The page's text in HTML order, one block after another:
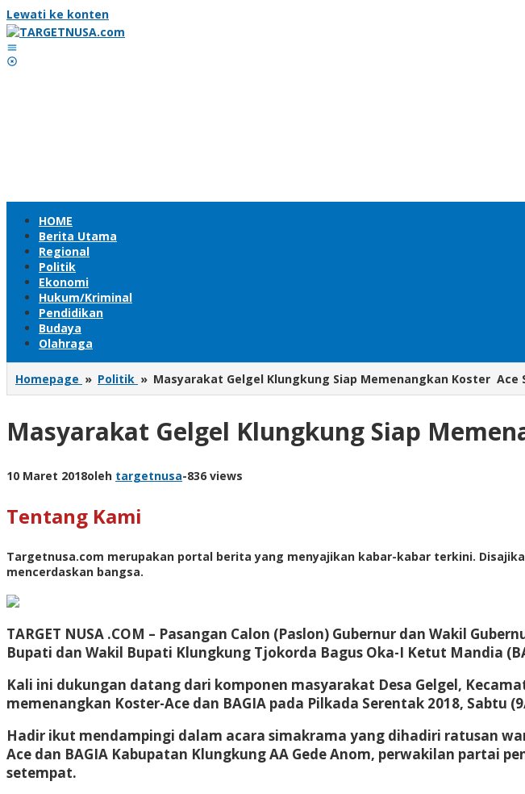
Lewati ke konten
HOME
Berita Utama
Regional
Politik
Ekonomi
Hukum/Kriminal
Pendidikan
Budaya
Olahraga
Homepage » Politik » Masyarakat Gelgel Klungkung Siap Memenangkan Koster Ace
Masyarakat Gelgel Klungkung Siap
10 Maret 2018oleh targetnusa-836 views
Tentang Kami
Targetnusa.com merupakan portal berita yang menyajikan kabar-kabar terkini.
mencerdaskan bangsa.
TARGET NUSA .COM – Pasangan Calon (Paslon) Gubernur dan Wakil
Bupati dan Wakil Bupati Klungkung Tjokorda Bagus Oka-I Ketut Mandia
Kali ini dukungan datang dari komponen masyarakat Desa Gelgel,
memenangkan Koster-Ace dan BAGIA pada Pilkada Serentak 2018, Sabtu
Hadir ikut mendampingi dalam acara simakrama yang dihadiri ratusan
Ace dan BAGIA Kabupatan Klungkung AA Gede Anom, perwakilan partai
setempat.